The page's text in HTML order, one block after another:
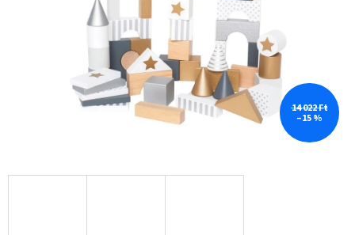
14 022 Ft
–15 %